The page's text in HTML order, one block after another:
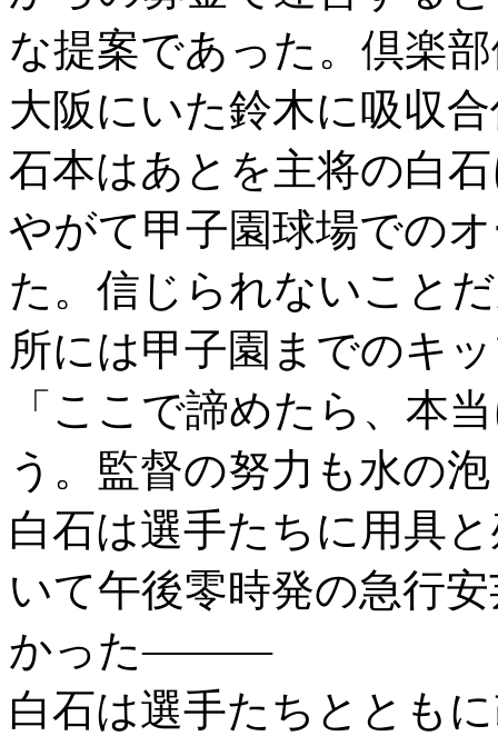
な提案であった。倶楽
大阪にいた鈴木に吸収
石本はあとを主将の白
やがて甲子園球場での
た。信じられないこと
所には甲子園までのキ
「ここで諦めたら、本
う。監督の努力も水の
白石は選手たちに用具
いて午後零時発の急行
かった―――
白石は選手たちととも